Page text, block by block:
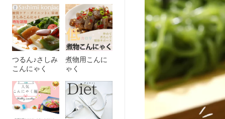
つるん♪さしみ
こんにゃく
煮物用こんに
ゃく